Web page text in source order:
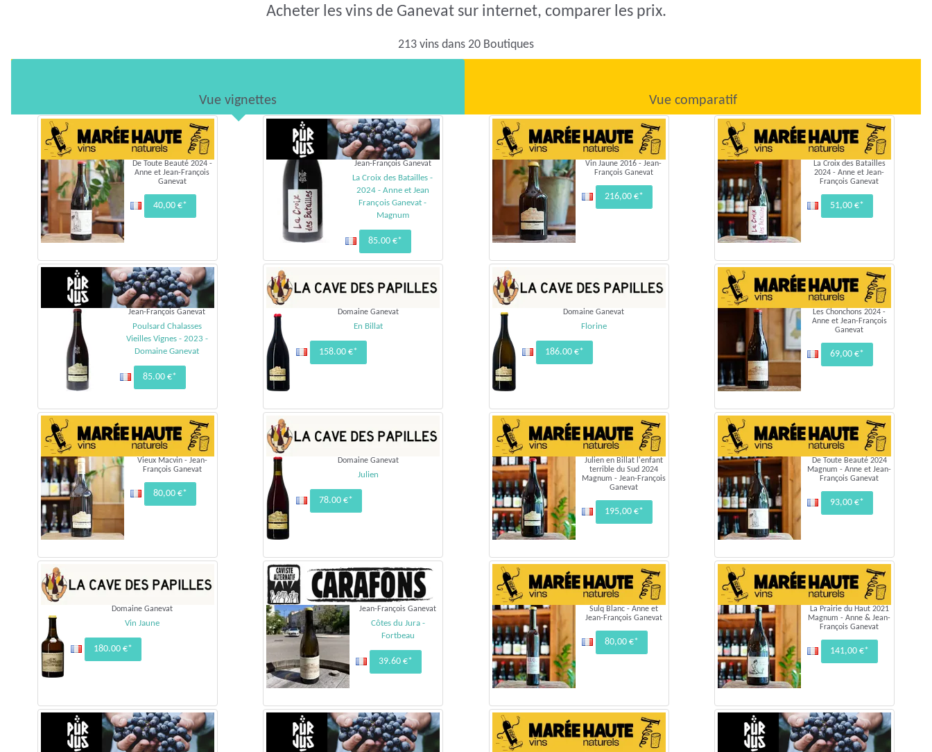
Acheter les vins de Ganevat sur internet, comparer les prix.
213 vins dans 20 Boutiques
Vue vignettes Vue comparatif
De Toute Beauté 2024 -
Anne et Jean-François
Ganevat
40,00 €*
Jean-François Ganevat
La Croix des Batailles -
2024 - Anne et Jean
François Ganevat -
Magnum
85.00 €*
Vin Jaune 2016 - Jean-
François Ganevat
216,00 €*
La Croix des Batailles
2024 - Anne et Jean-
François Ganevat
51,00 €*
Jean-François Ganevat
Poulsard Chalasses
Vieilles Vignes - 2023 -
Domaine Ganevat
85.00 €*
Domaine Ganevat
En Billat
158.00 €*
Domaine Ganevat
Florine
186.00 €*
Les Chonchons 2024 -
Anne et Jean-François
Ganevat
69,00 €*
Vieux Macvin - Jean-
François Ganevat
80,00 €*
Domaine Ganevat
Julien
78.00 €*
Julien en Billat l'enfant
terrible du Sud 2024
Magnum - Jean-François
Ganevat
195,00 €*
De Toute Beauté 2024
Magnum - Anne et Jean-
François Ganevat
93,00 €*
Domaine Ganevat
Vin Jaune
180.00 €*
Jean-François Ganevat
Côtes du Jura -
Fortbeau
39.60 €*
Sulq Blanc - Anne et
Jean-François Ganevat
80,00 €*
La Prairie du Haut 2021
Magnum - Anne & Jean-
François Ganevat
141,00 €*